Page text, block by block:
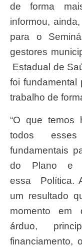
de forma
informou,
para o
gestores
Estadual de
foi
trabalho de
“O que temos hoje é o contexto trazido de
todos
fundamentais
do Plano e
essa Política.
um resultado
momento em
árduo,
financiamento,